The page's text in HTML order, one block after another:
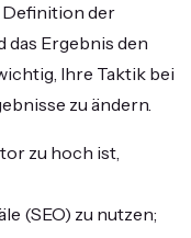
Definition der
das Ergebnis den
Ihre Taktik bei
zu ändern.
zu hoch ist,
(SEO) zu nutzen;